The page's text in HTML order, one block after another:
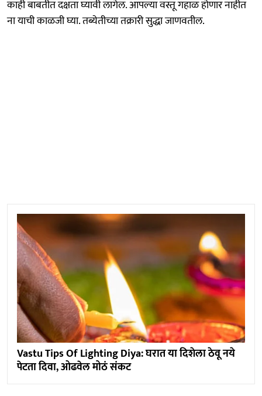
काही बाबतीत दक्षता घ्यावी लागेल. आपल्या वस्तू गहाळ होणार नाहीत
ना याची काळजी घ्या. तब्येतीच्या तक्रारी सुद्धा जाणवतील.
Vastu Tips Of Lighting Diya: घरात या दिशेला ठेवू नये
पेटता दिवा, ओढवेल मोठं संकट